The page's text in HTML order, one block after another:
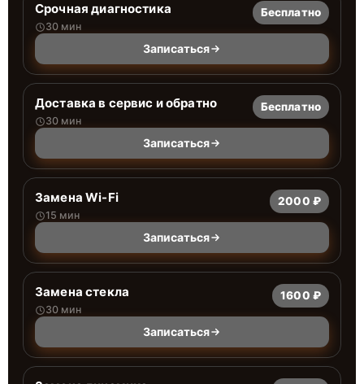
Срочная диагностика
30 мин
Бесплатно
Записаться
Доставка в сервис и обратно
30 мин
Бесплатно
Записаться
Замена Wi-Fi
15 мин
2000 ₽
Записаться
Замена стекла
30 мин
1600 ₽
Записаться